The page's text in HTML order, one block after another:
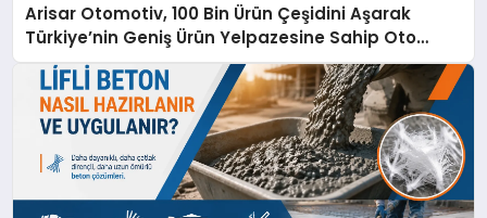
Arisar Otomotiv, 100 Bin Ürün Çeşidini Aşarak
Türkiye’nin Geniş Ürün Yelpazesine Sahip Oto
Yedek Parça Platformlarından Biri Oldu